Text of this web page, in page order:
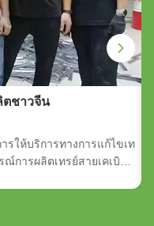
ตชาวจีน
รให้บริการทางการแก้ไขเท
การผลิตเทรย์สายเคเบิล